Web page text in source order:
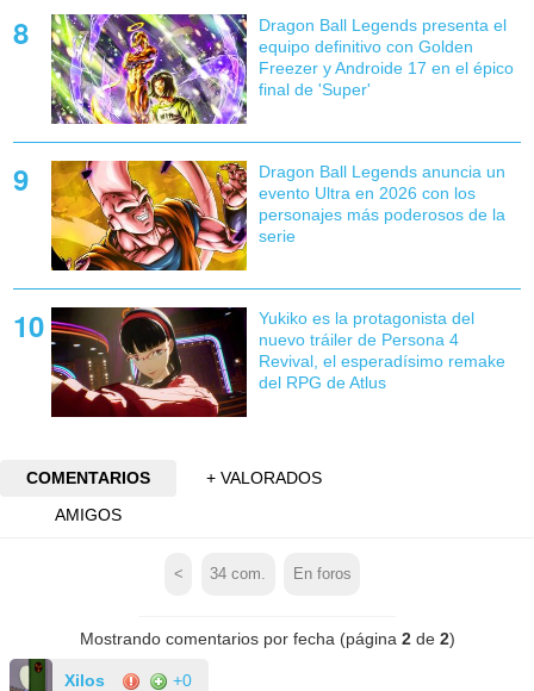
Dragon Ball Legends presenta el
equipo definitivo con Golden
Freezer y Androide 17 en el épico
final de 'Super'
Dragon Ball Legends anuncia un
evento Ultra en 2026 con los
personajes más poderosos de la
serie
Yukiko es la protagonista del
nuevo tráiler de Persona 4
Revival, el esperadísimo remake
del RPG de Atlus
COMENTARIOS
+ VALORADOS
AMIGOS
< 34 com. En foros
Mostrando comentarios por fecha (página 2de 2)
Xilos +0